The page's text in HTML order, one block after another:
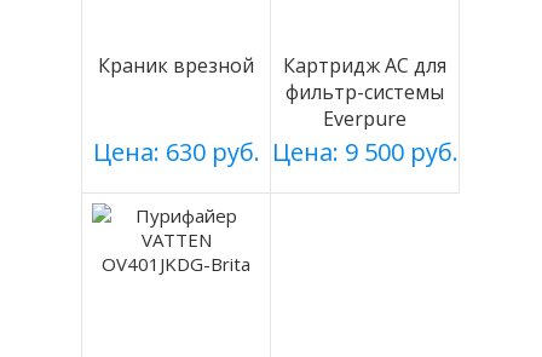
Краник врезной
Цена: 630 руб.
Картридж АС для
фильтр-системы
Everpure
Цена: 9 500 руб.